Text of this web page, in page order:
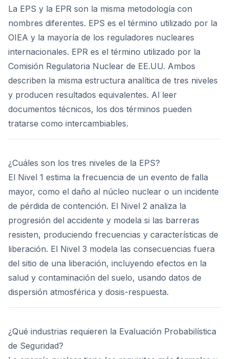
La EPS y la EPR son la misma metodología con
nombres diferentes. EPS es el término utilizado por la
OIEA y la mayoría de los reguladores nucleares
internacionales. EPR es el término utilizado por la
Comisión Regulatoria Nuclear de EE.UU. Ambos
describen la misma estructura analítica de tres niveles
y producen resultados equivalentes. Al leer
documentos técnicos, los dos términos pueden
tratarse como intercambiables.
¿Cuáles son los tres niveles de la EPS?
El Nivel 1 estima la frecuencia de un evento de falla
mayor, como el daño al núcleo nuclear o un incidente
de pérdida de contención. El Nivel 2 analiza la
progresión del accidente y modela si las barreras
resisten, produciendo frecuencias y características de
liberación. El Nivel 3 modela las consecuencias fuera
del sitio de una liberación, incluyendo efectos en la
salud y contaminación del suelo, usando datos de
dispersión atmosférica y dosis-respuesta.
¿Qué industrias requieren la Evaluación Probabilística
de Seguridad?